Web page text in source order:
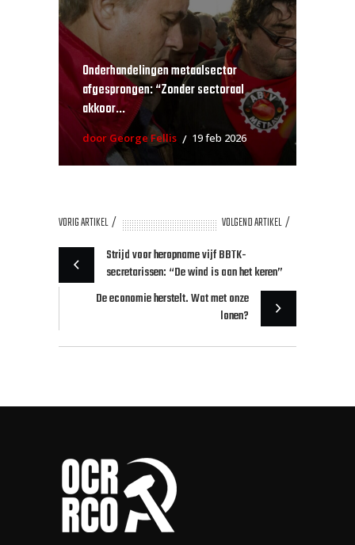
Onderhandelingen metaalsector
afgesprongen: “Zonder sectoraal
akkoor...
door George Fellis 19 feb 2026
VORIG ARTIKEL
VOLGEND ARTIKEL
Strijd voor heropname vijf BBTK-
secretarissen: “De wind is aan het keren”
De economie herstelt. Wat met onze
lonen?